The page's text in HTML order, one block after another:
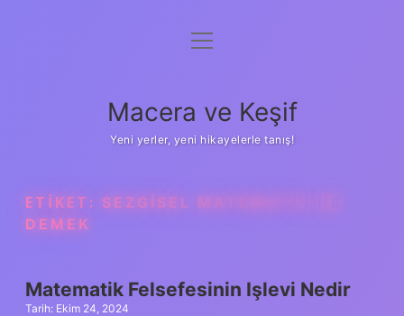
Anasayfa
Yasal Uyarı
menüyü
Macera ve Keşif
Yeni yerler, yeni hikayelerle tanış!
ETIKET: SEZGISEL MATEMATIK NE
DEMEK
Matematik Felsefesinin Işlevi Nedir
Tarih: Ekim 24, 2024